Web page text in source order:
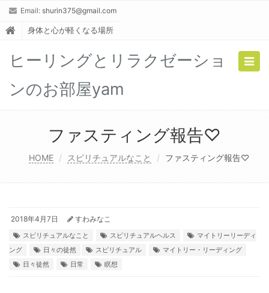
Email: shurin375@gmail.com
身体と心が軽くなる場所
ヒーリングとリラクゼーショ
ンのお部屋yam
ファスティング報告♡
HOME スピリチュアルなこと ファスティング報告♡
2018年4月7日 すわみなこ
スピリチュアルなこと スピリチュアルヘルス
マイトリーリーディ
ング
日々の徒然 スピリチュアル
マイトリー・リーディング
日々徒然
日常 瞑想